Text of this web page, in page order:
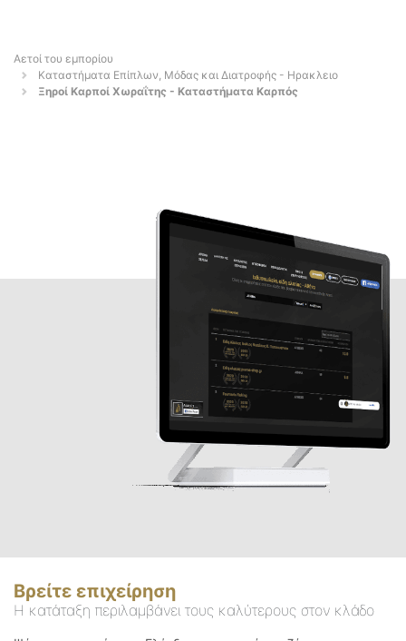
Αετοί του εμπορίου
Καταστήματα Επίπλων, Μόδας και Διατροφής - Ηρακλειο
Ξηροί Καρποί Χωραΐτης - Καταστήματα Καρπός
Βρείτε επιχείρηση
Η κατάταξη περιλαμβάνει τους καλύτερους στον κλάδο